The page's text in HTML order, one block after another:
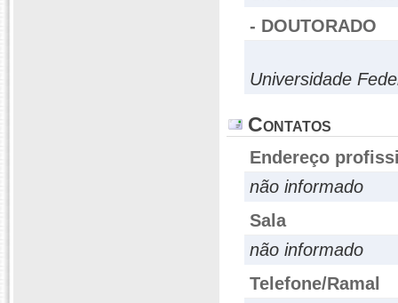
- DOUTORADO
Universidade
Contatos
Endereço
não informado
Sala
não informado
Telefone/Ramal